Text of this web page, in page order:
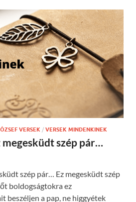
VERSEK / VERSEK MINDENKINEK
megesküdt szép pár…
szép pár… Ez megesküdt szép
boldogságtokra ez
beszéljen a pap, ne higgyétek